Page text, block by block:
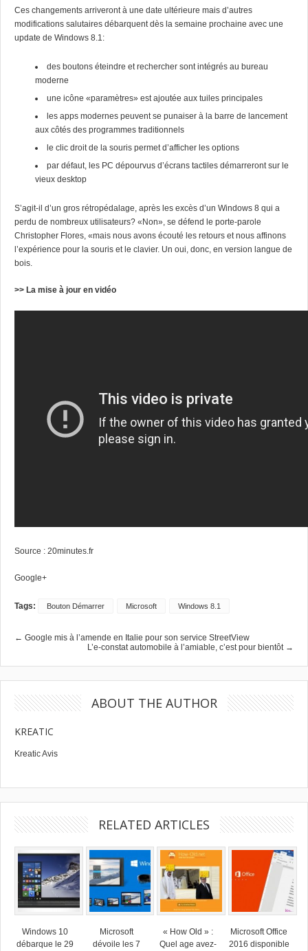
Ces changements arriveront à une date ultérieure mais d’autres
modifications salutaires débarquent dès la semaine prochaine avec une
update de Windows 8.1:
des boutons éteindre et rechercher sont intégrés au bureau
moderne
une icône «paramètres» est ajoutée aux tuiles principales
les apps modernes peuvent se punaiser à la barre de lancement
aux côtés des programmes traditionnels
le clic droit de la souris permet d’afficher les options
par défaut, les PC dépourvus d’écrans tactiles démarreront sur le
vieux desktop
S’agit-il d’un gros rétropédalage, après les excès d’un Windows 8 qui a
perdu de nombreux utilisateurs? «Non», se défend le porte-parole
Christopher Flores, «mais nous avons écouté les retours et nous affinons
l’expérience pour la souris et le clavier. Un oui, donc, en version langue de
bois.
>> La mise à jour en vidéo
Source : 20minutes.fr
Google+
Tags: Bouton Démarrer Microsoft Windows 8.1
← Google mis à l’amende en Italie pour son service StreetView
L’e-constat automobile à l’amiable, c’est pour bientôt →
ABOUT THE AUTHOR
KREATIC
Kreatic Avis
RELATED ARTICLES
Windows 10
débarque le 29
Microsoft
dévoile les 7
« How Old » :
Quel age avez-
Microsoft Office
2016 disponible